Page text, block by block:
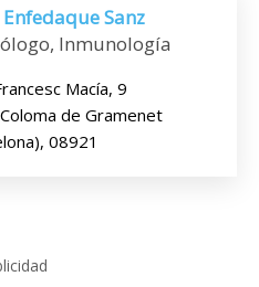
Enfedaque Sanz
Inmunología
Macía, 9
de Gramenet
08921